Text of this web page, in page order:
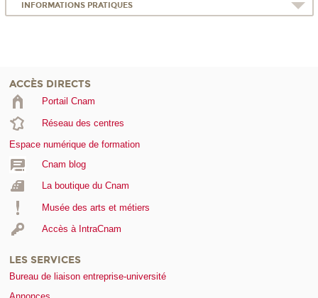
INFORMATIONS PRATIQUES
ACCÈS DIRECTS
Portail Cnam
Réseau des centres
Espace numérique de formation
Cnam blog
La boutique du Cnam
Musée des arts et métiers
Accès à IntraCnam
LES SERVICES
Bureau de liaison entreprise-université